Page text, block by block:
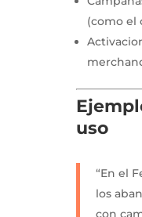
(como el
uso
“En el
los
con